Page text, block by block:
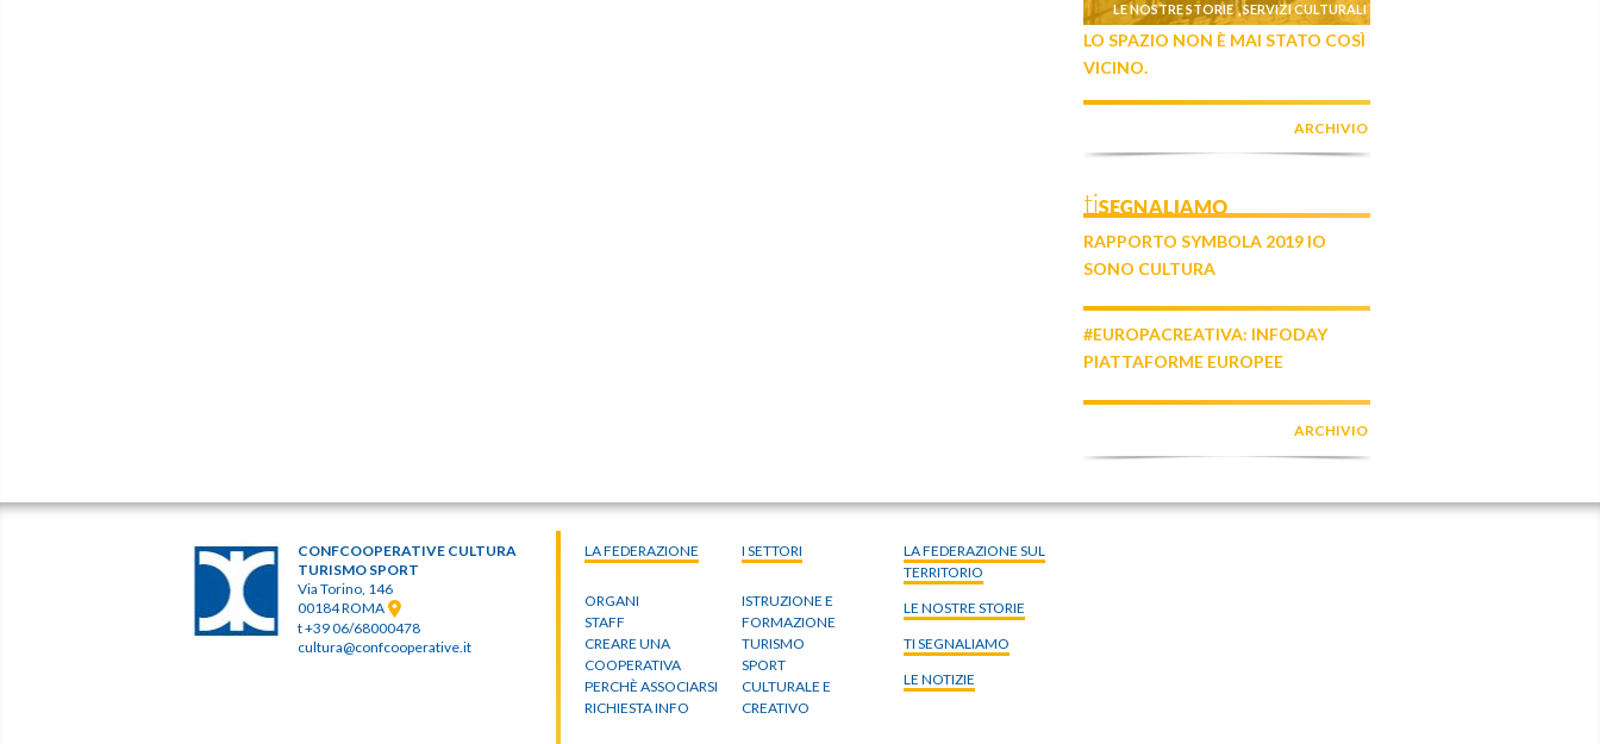
LE NOSTRE STORIE ,SERVIZI CULTURALI
LO SPAZIO NON È MAI STATO COSÌ
VICINO.
ARCHIVIO
tiSEGNALIAMO
RAPPORTO SYMBOLA 2019 IO
SONO CULTURA
#EUROPACREATIVA: INFODAY
PIATTAFORME EUROPEE
ARCHIVIO
LA FEDERAZIONE
ORGANI
STAFF
CREARE UNA
COOPERATIVA
PERCHÈ ASSOCIARSI
RICHIESTA INFO
LA FEDERAZIONE SUL
TERRITORIO
I SETTORI
ISTRUZIONE E
FORMAZIONE
TURISMO
SPORT
CULTURALE E
CREATIVO
LE NOSTRE STORIE
TI SEGNALIAMO
LE NOTIZIE
CONFCOOPERATIVE CULTURA
TURISMO SPORT
Via Torino, 146
00184 ROMA
t +39 06/68000478
cultura@confcooperative.it